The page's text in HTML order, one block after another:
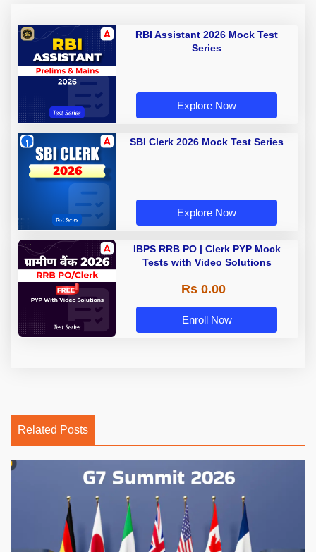
RBI Assistant 2026 Mock Test
Series
Explore Now
SBI Clerk 2026 Mock Test Series
Explore Now
IBPS RRB PO | Clerk PYP Mock
Tests with Video Solutions
Rs 0.00
Enroll Now
Related Posts